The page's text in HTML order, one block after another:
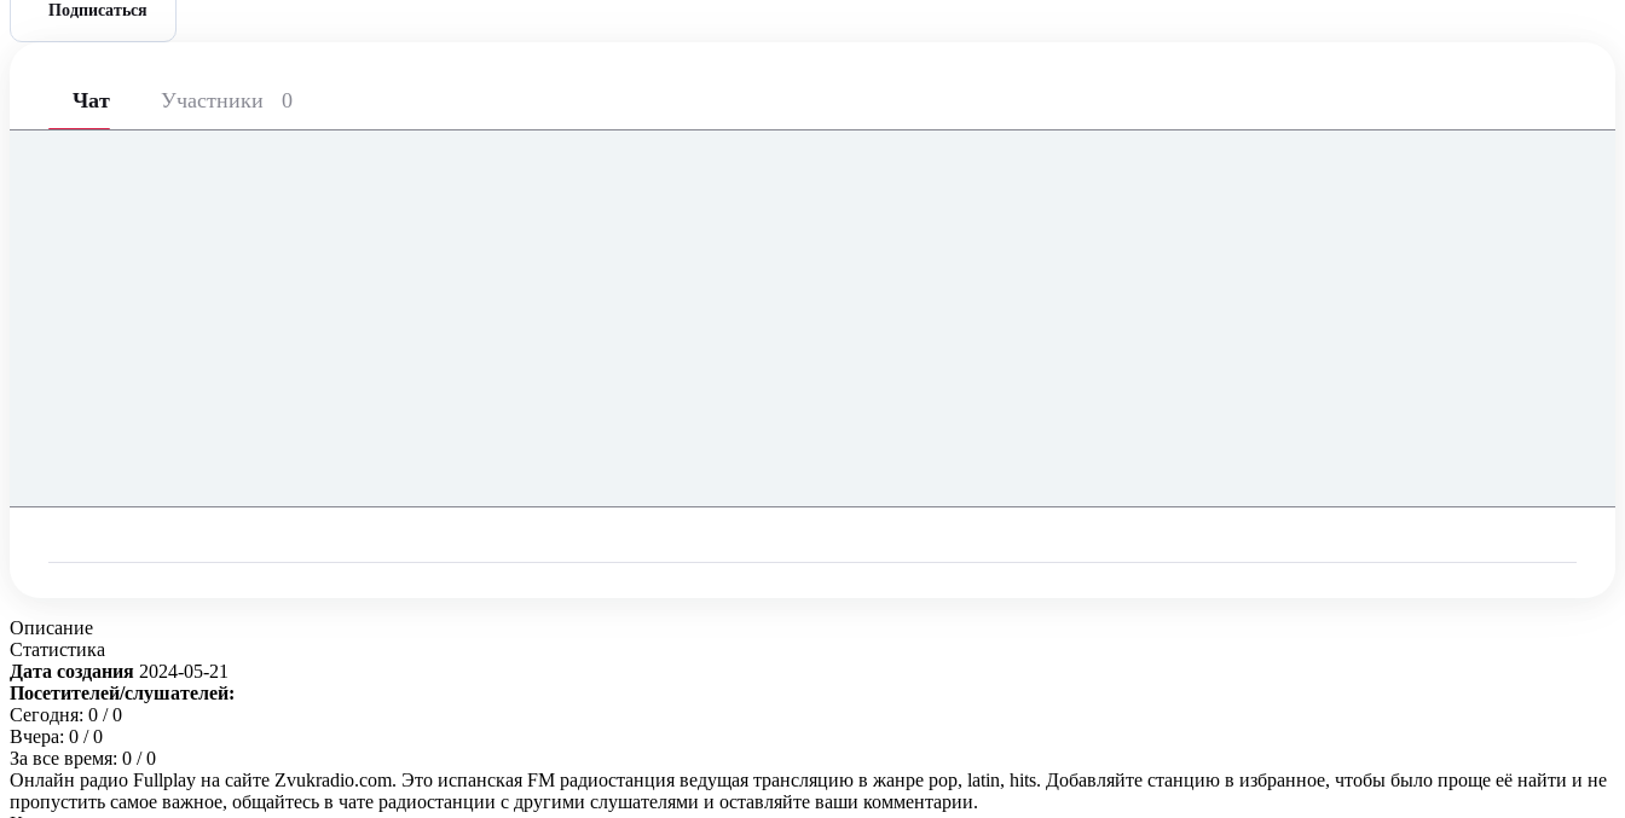
Подписаться
Чат Участники 0
Описание
Статистика
Дата создания 2024-05-21
Посетителей/слушателей:
Сегодня: 0 / 0
Вчера: 0 / 0
За все время: 0 / 0
Онлайн радио Fullplay на сайте Zvukradio.com. Это испанская FM радиостанция ведущая трансляцию в жанре pop, latin, hits. Добавляйте станцию в избранное, чтобы было проще её найти и не
пропустить самое важное, общайтесь в чате радиостанции с другими слушателями и оставляйте ваши комментарии.